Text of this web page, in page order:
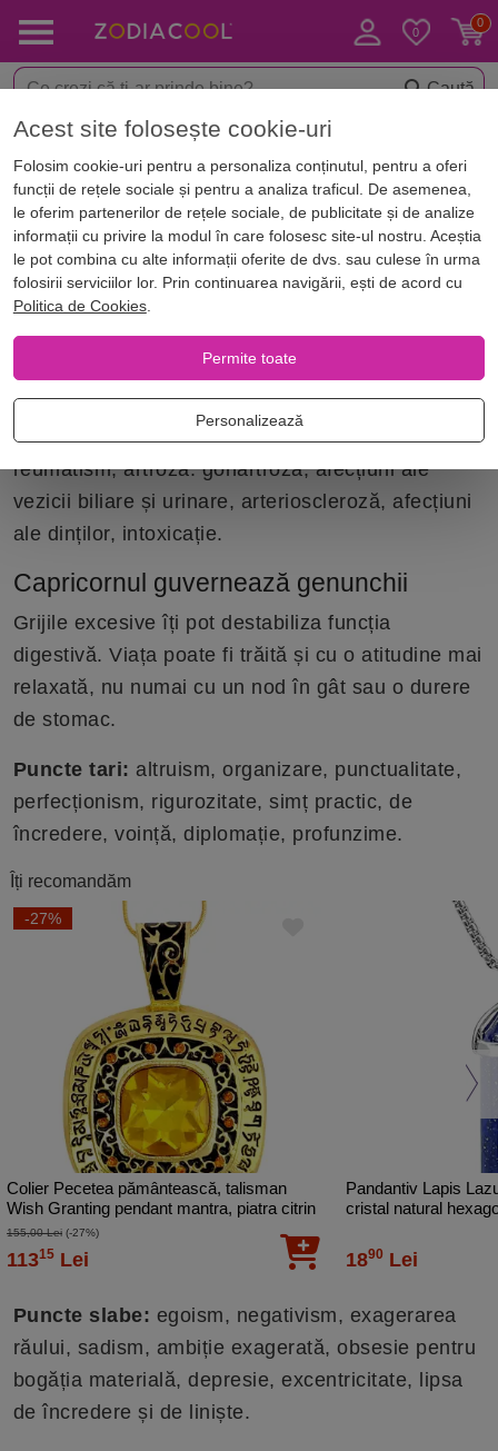
Caută
Acasă Zodii Zodiac european Capricorn
Zodia Capricorn. Sanatate
Capricorn
Ai o perseverență greu de doborât. Spiritul tău de
organizare este dus la superlativ.
Organe:genunchii, pielea și sistemul osos
Boli:eczeme, probleme ale oaselor, precum
reumatism, artroză: gonartroză, afecțiuni ale
vezicii biliare și urinare, arterioscleroză, afecțiuni
ale dinților, intoxicație.
Capricornul guvernează genunchii
Grijile excesive îți pot destabiliza funcția
digestivă. Viața poate fi trăită și cu o atitudine mai
relaxată, nu numai cu un nod în gât sau o durere
de stomac.
Puncte tari: altruism, organizare, punctualitate,
perfecționism, rigurozitate, simț practic, de
încredere, voință, diplomație, profunzime.
Îți recomandăm
-27%
Colier Pecetea pământească, talisman
Wish Granting pendant mantra, piatra citrin
155,00 Lei (-27%)
11315 Lei
Pandantiv Lapis
cristal natural
1890 Lei
Puncte slabe: egoism, negativism, exagerarea
răului, sadism, ambiție exagerată, obsesie pentru
bogăția materială, depresie, excentricitate, lipsa
de încredere și de liniște.
Acest site folosește cookie-uri
Folosim cookie-uri pentru a personaliza conținutul, pentru a oferi
funcții de rețele sociale și pentru a analiza traficul. De asemenea,
le oferim partenerilor de rețele sociale, de publicitate și de analize
informații cu privire la modul în care folosesc site-ul nostru. Aceștia
le pot combina cu alte informații oferite de dvs. sau culese în urma
folosirii serviciilor lor. Prin continuarea navigării, ești de acord cu
Politica de Cookies.
Permite toate
Personalizează